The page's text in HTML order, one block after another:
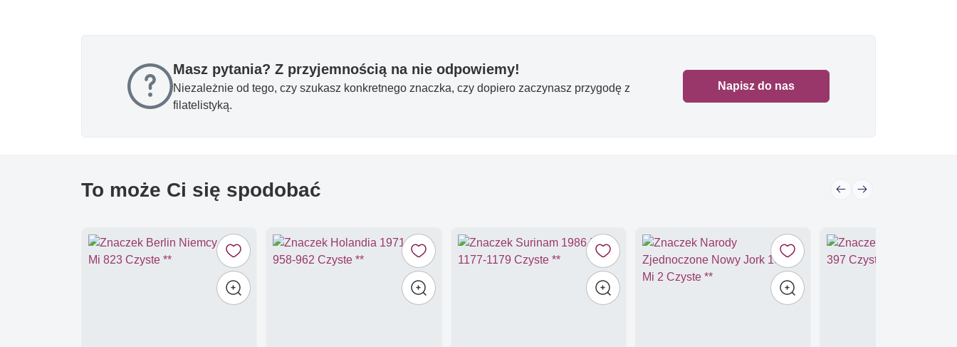
Masz pytania? Z przyjemnością na nie odpowiemy!
Niezależnie od tego, czy szukasz konkretnego znaczka, czy dopiero zaczynasz przygodę z
filatelistyką.
Napisz do nas
To może Ci się spodobać